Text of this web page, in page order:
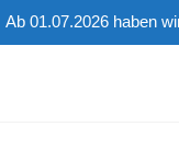
Ab 01.07.2026 haben